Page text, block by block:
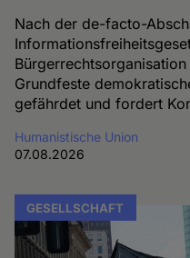
Nach der de-facto-
Grundfeste
gefährdet und fordert
Humanistische Union
07.08.2026
GESELLSCHAFT